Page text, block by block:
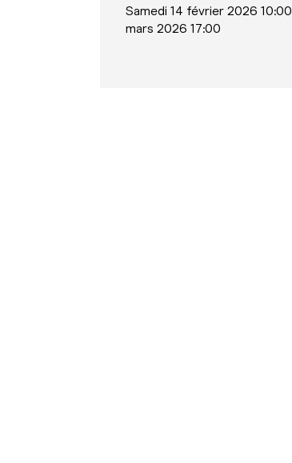
Samedi 14 février 2026 10:00
mars 2026 17:00